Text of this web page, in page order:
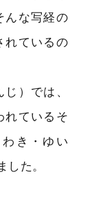
んな写経の
れているの
）では、
れているそ
き・ゆい
した。